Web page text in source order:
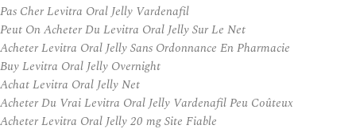
Pas Cher Levitra Oral Jelly Vardenafil
Peut On Acheter Du Levitra Oral Jelly Sur Le Net
Acheter Levitra Oral Jelly Sans Ordonnance En Pharmacie
Buy Levitra Oral Jelly Overnight
Achat Levitra Oral Jelly Net
Acheter Du Vrai Levitra Oral Jelly Vardenafil Peu Coûteux
Acheter Levitra Oral Jelly 20 mg Site Fiable